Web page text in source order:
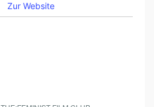
Zur Website